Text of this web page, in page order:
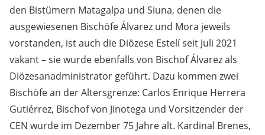
den Bistümern Matagalpa und Siuna, denen die
ausgewiesenen Bischöfe Álvarez und Mora jeweils
vorstanden, ist auch die Diözese Estelí seit Juli 2021
vakant – sie wurde ebenfalls von Bischof Álvarez als
Diözesanadministrator geführt. Dazu kommen zwei
Bischöfe an der Altersgrenze: Carlos Enrique Herrera
Gutiérrez, Bischof von Jinotega und Vorsitzender der
CEN wurde im Dezember 75 Jahre alt. Kardinal Brenes,